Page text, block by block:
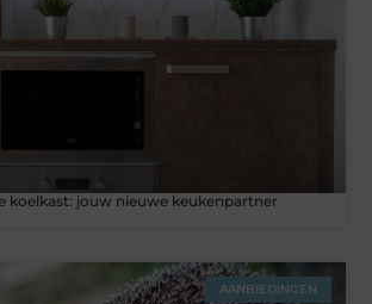
koelkast: jouw nieuwe keukenpartner
AANBIEDINGEN